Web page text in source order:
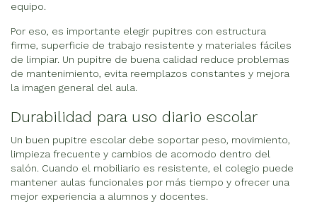
equipo.
Por eso, es importante elegir pupitres con estructura
firme, superficie de trabajo resistente y materiales fáciles
de limpiar. Un pupitre de buena calidad reduce problemas
de mantenimiento, evita reemplazos constantes y mejora
la imagen general del aula.
Durabilidad para uso diario escolar
Un buen pupitre escolar debe soportar peso, movimiento,
limpieza frecuente y cambios de acomodo dentro del
salón. Cuando el mobiliario es resistente, el colegio puede
mantener aulas funcionales por más tiempo y ofrecer una
mejor experiencia a alumnos y docentes.